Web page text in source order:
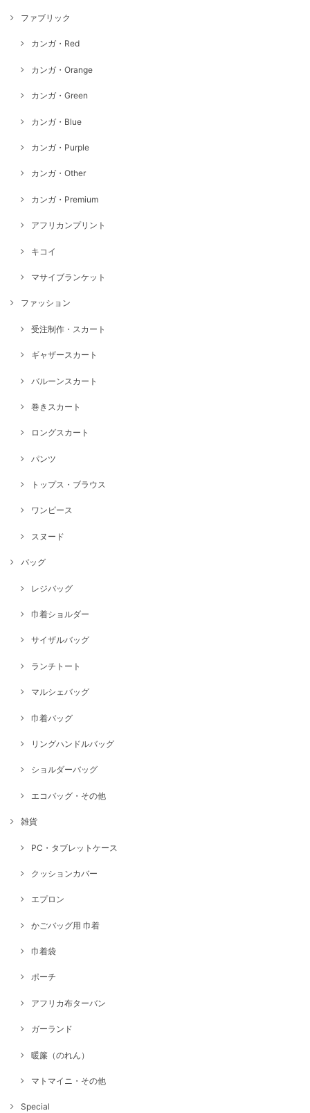
ファブリック
カンガ・Red
カンガ・Orange
カンガ・Green
カンガ・Blue
カンガ・Purple
カンガ・Other
カンガ・Premium
アフリカンプリント
キコイ
マサイブランケット
ファッション
受注制作・スカート
ギャザースカート
バルーンスカート
巻きスカート
ロングスカート
パンツ
トップス・ブラウス
ワンピース
スヌード
バッグ
レジバッグ
巾着ショルダー
サイザルバッグ
ランチトート
マルシェバッグ
巾着バッグ
リングハンドルバッグ
ショルダーバッグ
エコバッグ・その他
雑貨
PC・タブレットケース
クッションカバー
エプロン
かごバッグ用 巾着
巾着袋
ポーチ
アフリカ布ターバン
ガーランド
暖簾（のれん）
マトマイニ・その他
Special